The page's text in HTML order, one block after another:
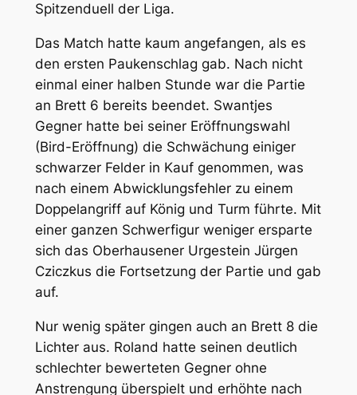
Spitzenduell der Liga.
Das Match hatte kaum angefangen, als es
den ersten Paukenschlag gab. Nach nicht
einmal einer halben Stunde war die Partie
an Brett 6 bereits beendet. Swantjes
Gegner hatte bei seiner Eröffnungswahl
(Bird-Eröffnung) die Schwächung einiger
schwarzer Felder in Kauf genommen, was
nach einem Abwicklungsfehler zu einem
Doppelangriff auf König und Turm führte. Mit
einer ganzen Schwerfigur weniger ersparte
sich das Oberhausener Urgestein Jürgen
Cziczkus die Fortsetzung der Partie und gab
auf.
Nur wenig später gingen auch an Brett 8 die
Lichter aus. Roland hatte seinen deutlich
schlechter bewerteten Gegner ohne
Anstrengung überspielt und erhöhte nach